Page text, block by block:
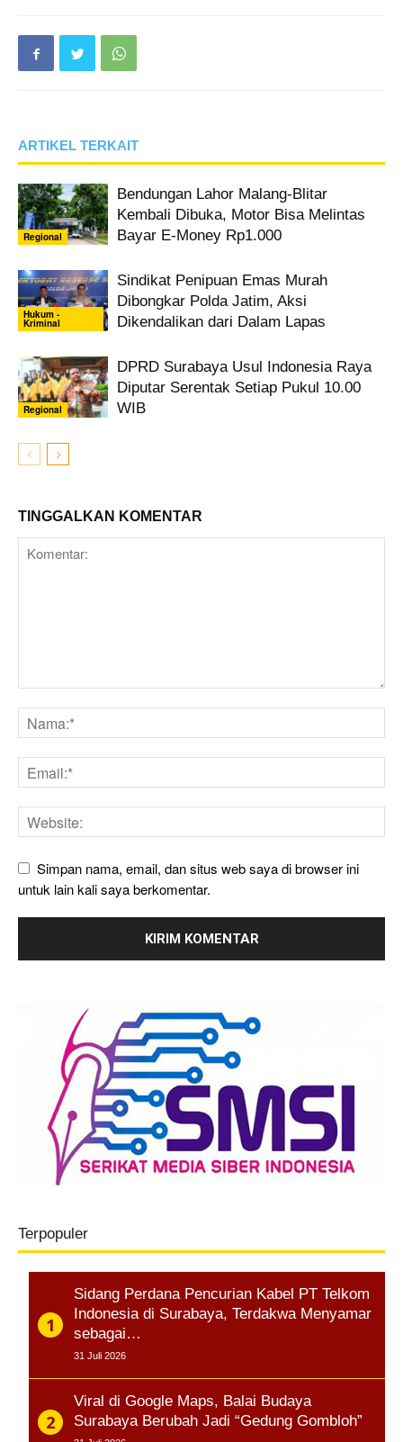
ARTIKEL TERKAIT
Regional
Bendungan Lahor Malang-Blitar
Kembali Dibuka, Motor Bisa Melintas
Bayar E-Money Rp1.000
Hukum -
Kriminal
Sindikat Penipuan Emas Murah
Dibongkar Polda Jatim, Aksi
Dikendalikan dari Dalam Lapas
Regional
DPRD Surabaya Usul Indonesia Raya
Diputar Serentak Setiap Pukul 10.00
WIB
TINGGALKAN KOMENTAR
Simpan nama, email, dan situs web saya di browser ini
untuk lain kali saya berkomentar.
Terpopuler
Sidang Perdana Pencurian Kabel PT Telkom
Indonesia di Surabaya, Terdakwa Menyamar
sebagai…
31 Juli 2026
Viral di Google Maps, Balai Budaya
Surabaya Berubah Jadi “Gedung Gombloh”